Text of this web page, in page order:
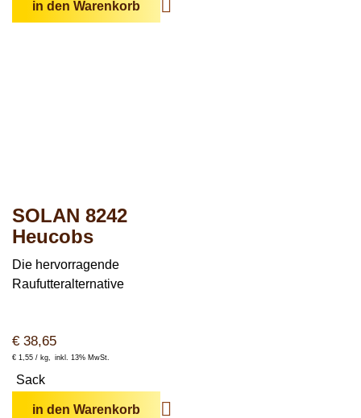
in den Warenkorb
SOLAN 8242
Heucobs
Die hervorragende
Raufutteralternative
€ 38,65
€ 1,55 / kg inkl. 13% MwSt.
Sack
in den Warenkorb